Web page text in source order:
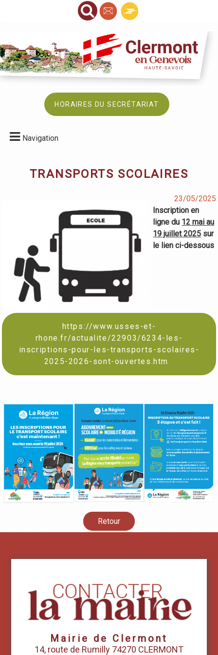
HORAIRES DU SECRÉTARIAT
Navigation
TRANSPORTS SCOLAIRES
23/05/2025
Inscription en
ligne du 12 mai au
19 juillet 2025 sur
le lien ci-dessous
https://www.usses-et-
rhone.fr/actualite/22903/6234-les-
inscriptions-pour-les-transports-scolaires-
2025-2026-sont-ouvertes.htm
Retour
Mairie de Clermont
14, route de Rumilly 74270 CLERMONT